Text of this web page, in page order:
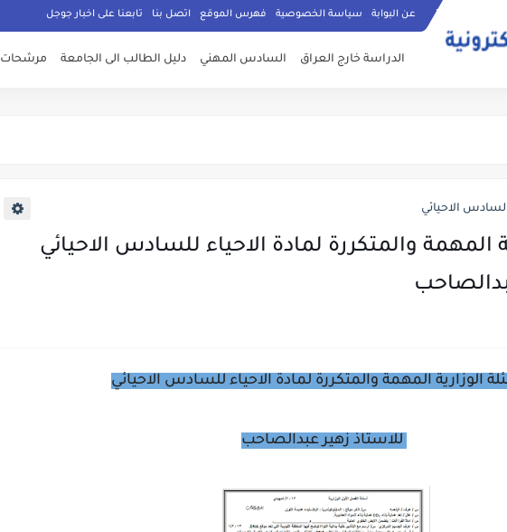
عن البوابة سياسة الخصوصية فهرس الموقع اتصل بنا تابعنا على اخبار جوجل
الدراسة خارج العراق السادس المهني دليل الطالب الى الجامعة مرشحات 2022
الاحيائي
المهمة والمتكررة لمادة الاحياء للسادس الاحيائي
الوزارية المهمة والمتكررة لمادة الاحياء للسادس الاحيائي
للاستاذ زهير عبدالصاحب